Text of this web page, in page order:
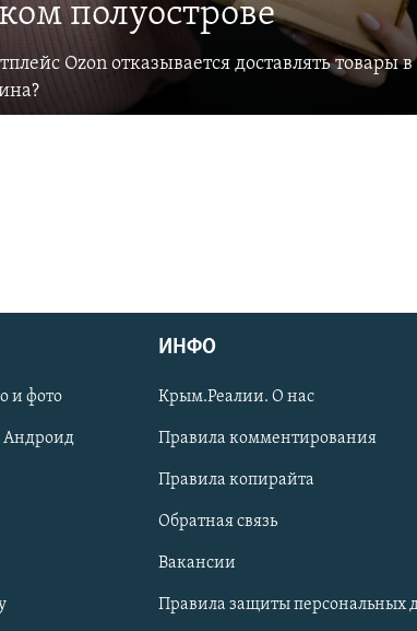
полуострове
Ozon отказывается доставлять товары в
и фото
Андроид
ИНФО
Крым.Реалии. О нас
Правила комментирования
Правила копирайта
Обратная связь
Вакансии
Правила защиты персональных